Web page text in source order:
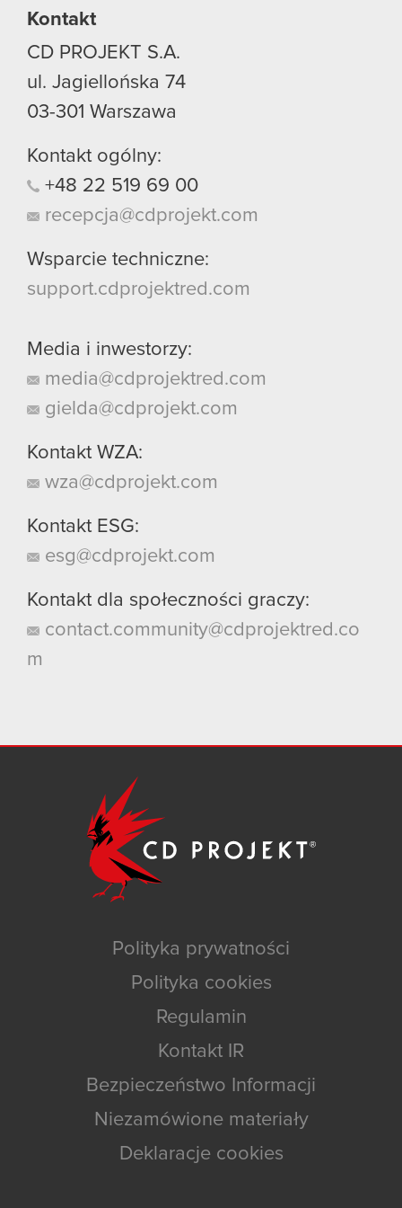
Kontakt
CD PROJEKT S.A.
ul. Jagiellońska 74
03-301 Warszawa
Kontakt ogólny:
+48 22 519 69 00
recepcja@cdprojekt.com
Wsparcie techniczne:
support.cdprojektred.com
Media i inwestorzy:
media@cdprojektred.com
gielda@cdprojekt.com
Kontakt WZA:
wza@cdprojekt.com
Kontakt ESG:
esg@cdprojekt.com
Kontakt dla społeczności graczy:
contact.community@cdprojektred.co
m
Polityka prywatności
Polityka cookies
Regulamin
Kontakt IR
Bezpieczeństwo Informacji
Niezamówione materiały
Deklaracje cookies